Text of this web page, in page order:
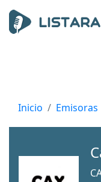
Inicio Emisoras